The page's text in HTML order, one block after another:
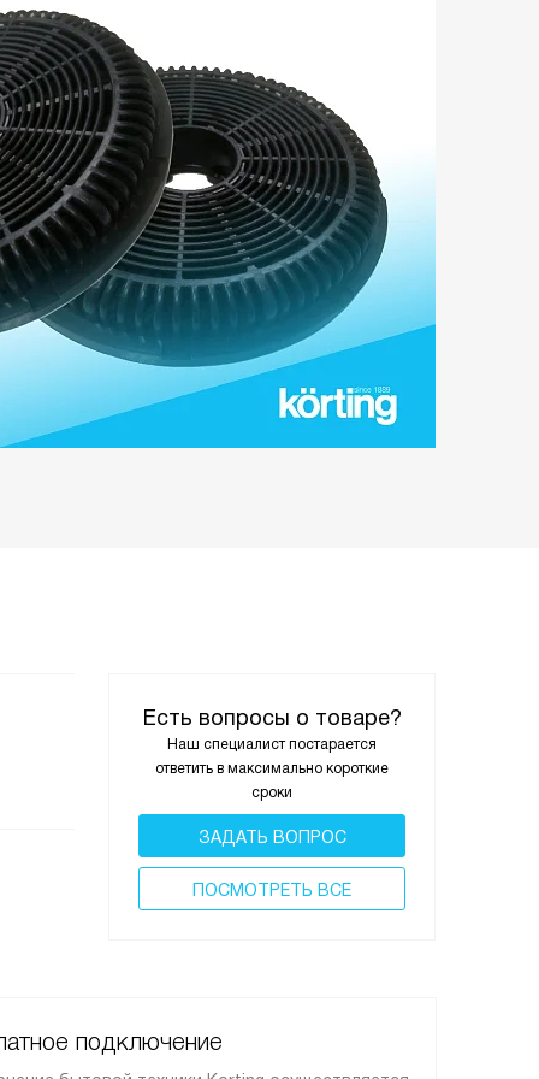
Есть вопросы о товаре?
Наш специалист постарается
ответить в максимально короткие
сроки
ЗАДАТЬ ВОПРОС
ПОCМОТРЕТЬ ВСЕ
подключение